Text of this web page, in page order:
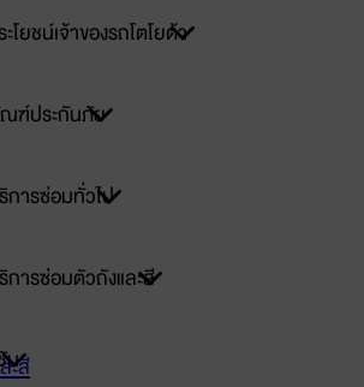
โยชน์เจ้าของรถโตโยต้า
ฑ์ประกันภัย
ารซ่อมทั่วไป
ารซ่อมตัวถังและสี
น
โยต้า
ะสี